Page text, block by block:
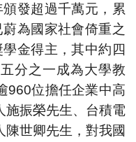
發超過千萬元，累
蔚為國家社會倚重之
金得主 ，其中約四
分之一成為大學教
960位擔任企業中高
施振榮先生、台積電
陳世卿先生，對我國